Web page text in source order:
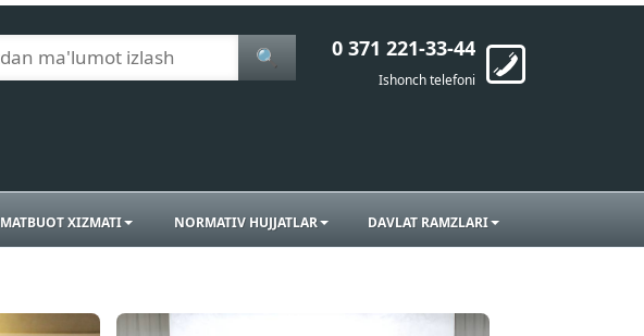
0 371 221-33-44
Ishonch telefoni
🔍
MATBUOT XIZMATI NORMATIV HUJJATLAR DAVLAT RAMZLARI